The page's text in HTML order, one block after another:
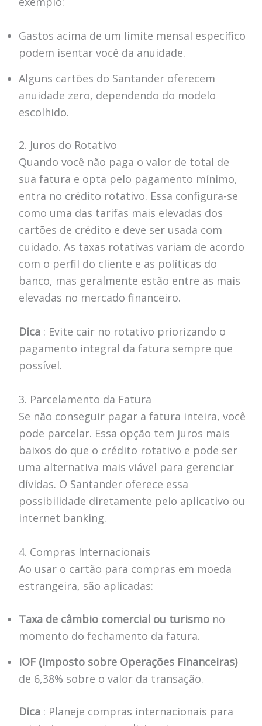
Gastos acima de um limite mensal específico
podem isentar você da anuidade.
Alguns cartões do Santander oferecem
anuidade zero, dependendo do modelo
escolhido.
2. Juros do Rotativo
Quando você não paga o valor de total de
sua fatura e opta pelo pagamento mínimo,
entra no crédito rotativo. Essa configura-se
como uma das tarifas mais elevadas dos
cartões de crédito e deve ser usada com
cuidado. As taxas rotativas variam de acordo
com o perfil do cliente e as políticas do
banco, mas geralmente estão entre as mais
elevadas no mercado financeiro.
Dica: Evite cair no rotativo priorizando o
pagamento integral da fatura sempre que
possível.
3. Parcelamento da Fatura
Se não conseguir pagar a fatura inteira, você
pode parcelar. Essa opção tem juros mais
baixos do que o crédito rotativo e pode ser
uma alternativa mais viável para gerenciar
dívidas. O Santander oferece essa
possibilidade diretamente pelo aplicativo ou
internet banking.
4. Compras Internacionais
Ao usar o cartão para compras em moeda
estrangeira, são aplicadas:
Taxa de câmbio comercial ou turismono
momento do fechamento da fatura.
IOF (Imposto sobre Operações Financeiras)
de 6,38% sobre o valor da transação.
Dica: Planeje compras internacionais para